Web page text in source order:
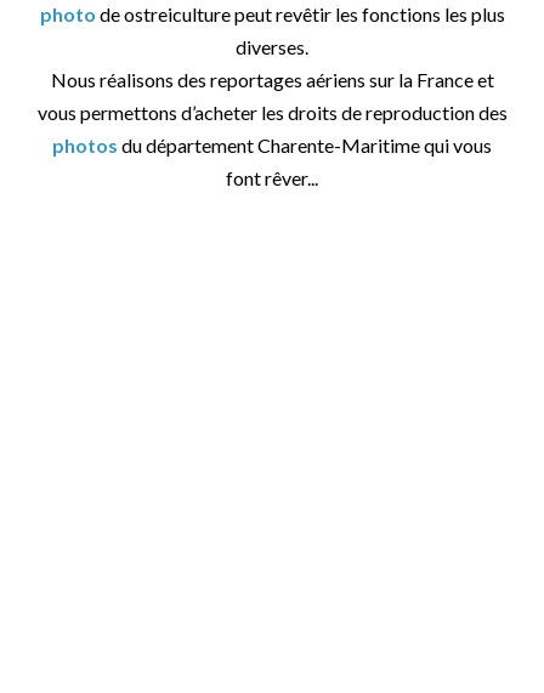
photo de ostreiculture peut revêtir les fonctions les plus
diverses.
Nous réalisons des reportages aériens sur la France et
vous permettons d’acheter les droits de reproduction des
photos du département Charente-Maritime qui vous
font rêver...